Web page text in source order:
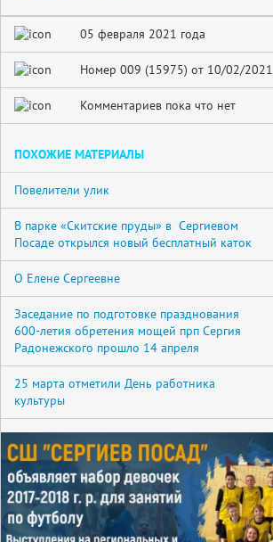
05 февраля 2021 года
Номер 009 (15975) от 10/02/2021
Комментариев пока что нет
ПОХОЖИЕ МАТЕРИАЛЫ
Повелители улик
В парке «Скитские пруды» в Сергиевом
Посаде открылся новый бесплатный каток
О Елене Сергеевне
Заседание по подготовке празднования
600-летия обретения мощей прп Сергия
Радонежского прошло 14 апреля
25 марта отметили День работника
культуры